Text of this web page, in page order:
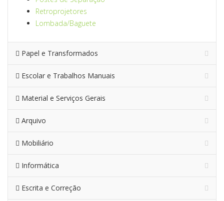
Retroprojetores
Lombada/Baguete
Papel e Transformados
Escolar e Trabalhos Manuais
Material e Serviços Gerais
Arquivo
Mobiliário
Informática
Escrita e Correção